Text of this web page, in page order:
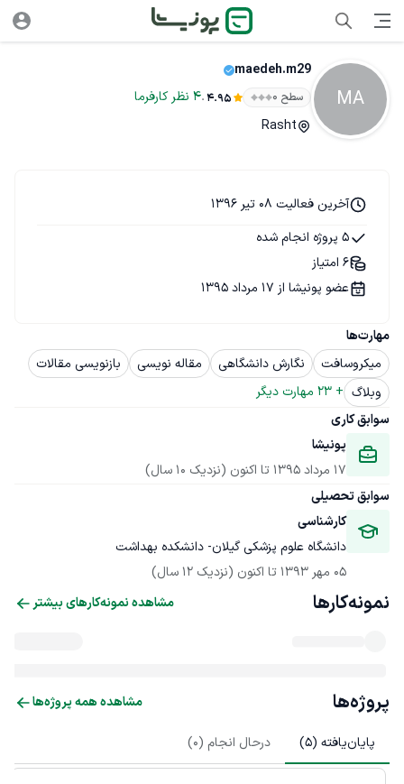
MA
maedeh.m29
سطح ۰ 4.95
.
4 نظر کارفرما
Rasht
مهارت‌ها
میکروسافت
نگارش دانشگاهی مقاله نویسی
بازنویسی مقالات
وبلاگ +
23 مهارت دیگر
سوابق کاری
پونیشا
17 مرداد 1395
تا اکنون (نزدیک 10 سال)
سوابق تحصیلی
کارشناسی
دانشگاه علوم پزشکی گیلان- دانشکده بهداشت
05 مهر 1393
تا اکنون (نزدیک 12 سال)
آخرین فعالیت 08 تیر 1396
5 پروژه انجام شده
6 امتیاز
عضو پونیشا از 17 مرداد 1395
نمونه‌کارها مشاهده نمونه‌کارهای بیشتر
پروژه‌ها مشاهده همه پروژه‌ها
پایان‌یافته (5
) درحال انجام (0
)